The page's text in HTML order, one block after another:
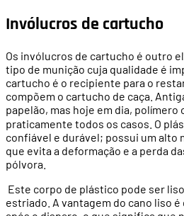
Invólucros de cartucho
Os invólucros de cartucho é outro
tipo de munição cuja qualidade é
cartucho é o recipiente para o
compõem o cartucho de caça.
papelão, mas hoje em dia, polímero
praticamente todos os casos. O plá
confiável e durável; possui um alto
que evita a deformação e a perda
pólvora.
Este corpo de plástico pode ser
estriado. A vantagem do cano liso